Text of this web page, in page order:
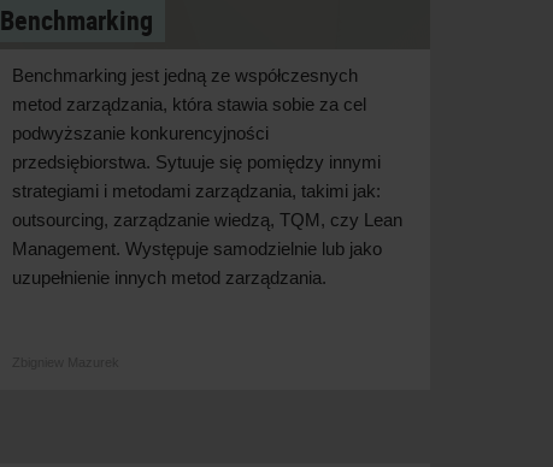
Benchmarking
Benchmarking jest jedną ze współczesnych
metod zarządzania, która stawia sobie za cel
podwyższanie konkurencyjności
przedsiębiorstwa. Sytuuje się pomiędzy innymi
strategiami i metodami zarządzania, takimi jak:
outsourcing, zarządzanie wiedzą, TQM, czy Lean
Management. Występuje samodzielnie lub jako
uzupełnienie innych metod zarządzania.